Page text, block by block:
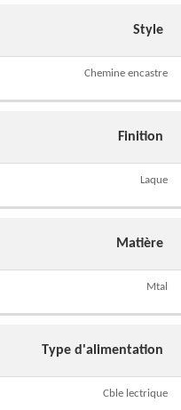
Style
Chemine encastre
Finition
Laque
Matière
Mtal
Type d'alimentation
Cble lectrique